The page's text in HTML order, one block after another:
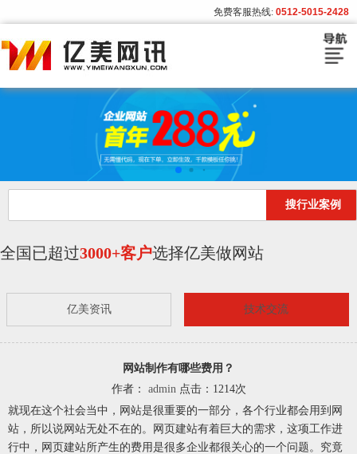
免费客服热线: 0512-5015-2428
模板展示
搜行业案例
全国已超过3000+客户选择亿美做网站
亿美资讯 技术交流
网站制作有哪些费用？
作者： admin 点击：1214次
就现在这个社会当中，网站是很重要的一部分，各个行业都会用到网
站，所以说网站无处不在的。网页建站有着巨大的需求，这项工作进
行中，网页建站所产生的费用是很多企业都很关心的一个问题。究竟